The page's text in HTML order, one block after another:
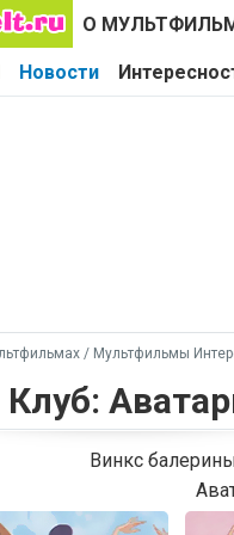
О
Новости
/ Мультфильмы
Клуб:
Винкс